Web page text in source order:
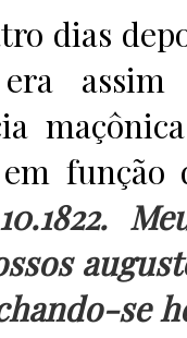
dias
era
se